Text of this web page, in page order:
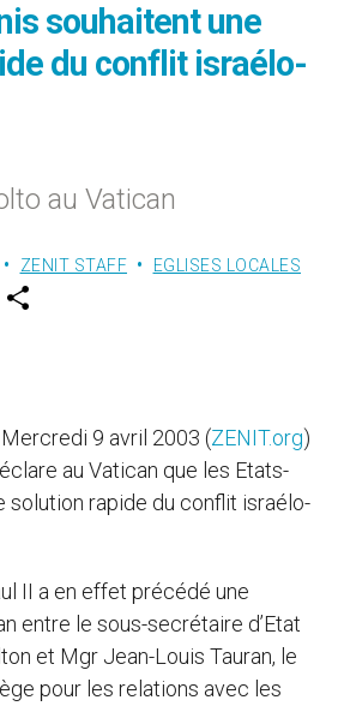
souhaitent une
du conflit israélo-
au Vatican
ZENIT STAFF EGLISES LOCALES
w
Mercredi 9 avril 2003 (ZENIT.org)
au Vatican que les Etats-
solution rapide du conflit israélo-
II a en effet précédé une
entre le sous-secrétaire d’Etat
et Mgr Jean-Louis Tauran, le
pour les relations avec les